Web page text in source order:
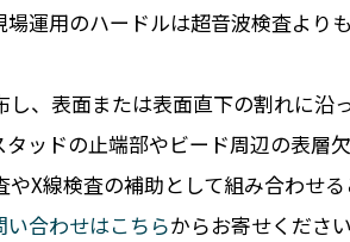
運用のハードルは超音波検査より
、表面または表面直下の割れに沿
ッドの止端部やビード周辺の表層
X線検査の補助として組み合わせ
合わせはこちらからお寄せください